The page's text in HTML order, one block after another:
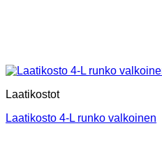
Laatikostot
Laatikosto 4-L runko valkoinen